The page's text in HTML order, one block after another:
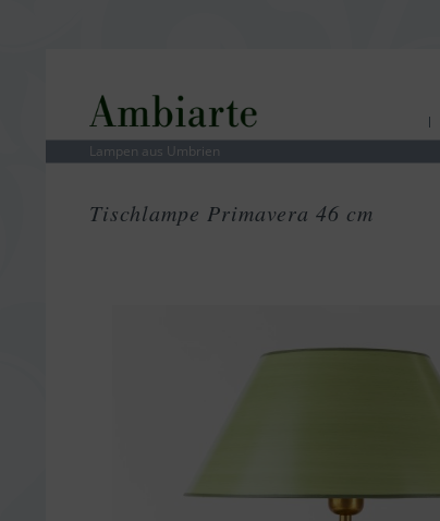
Lampen aus Umbrien
Tischlampe Primavera 46 cm